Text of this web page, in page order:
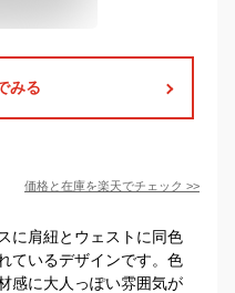
みる
価格と在庫を楽天でチェック >>
に肩紐とウェストに同色
ているデザインです。色
感に大人っぽい雰囲気が